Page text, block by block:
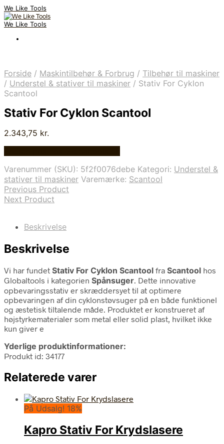
We Like Tools
We Like Tools
Forside / Maskintilbehør & Forbrug / Tilbehør til maskiner
/ Understel & stativer til maskiner / Stativ For Cyklon
Scantool
Stativ For Cyklon Scantool
2.343,75 kr.
Varenummer (SKU): 5f2f0076debe Kategori: Understel &
stativer til maskiner Varemærke: Scantool
Previous Product
Next Product
Beskrivelse
Beskrivelse
Vi har fundet Stativ For Cyklon Scantool fra Scantool hos
Globaltools i kategorien Spånsuger. Dette innovative
opbevaringsstativ er skræddersyet til at optimere
opbevaringen af din cyklonstøvsuger på en både funktionel
og æstetisk tiltalende måde. Produktet er konstrueret af
højstyrkematerialer som metal eller solid plast, hvilket ikke
kun giver e
Yderlige produktinformationer:
Produkt id: 34177
Relaterede varer
På Udsalg! 18%
Kapro Stativ For Krydslasere